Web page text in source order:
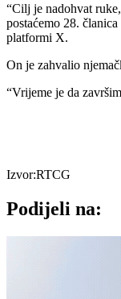
“Cilj je nadohvat
postaćemo 28.
platformi X.
On je zahvalio
“Vrijeme je da
Izvor:RTCG
Podijeli na: